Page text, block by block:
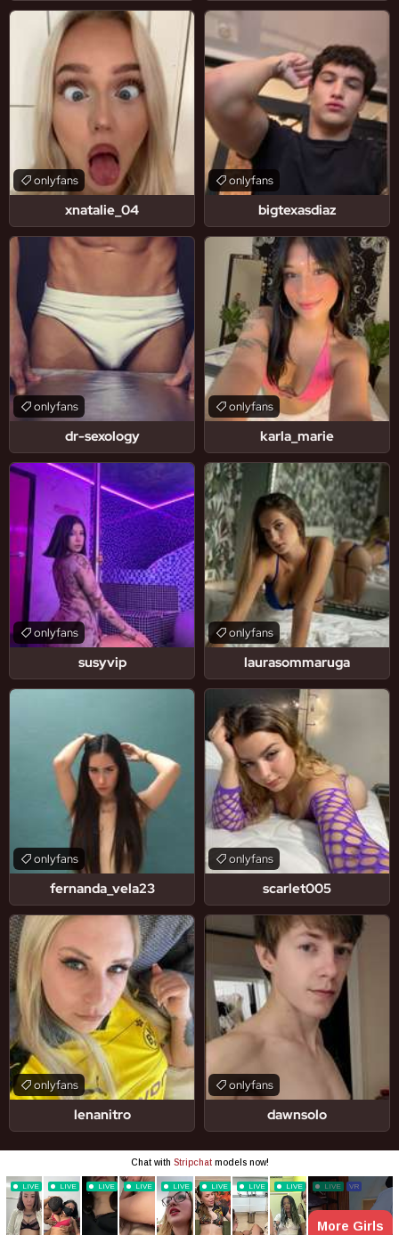
xnatalie_04
onlyfans
bigtexasdiaz
onlyfans
dr-sexology
onlyfans
karla_marie
onlyfans
susyvip
onlyfans
laurasommaruga
onlyfans
fernanda_vela23
onlyfans
scarlet005
onlyfans
lenanitro
onlyfans
dawnsolo
onlyfans